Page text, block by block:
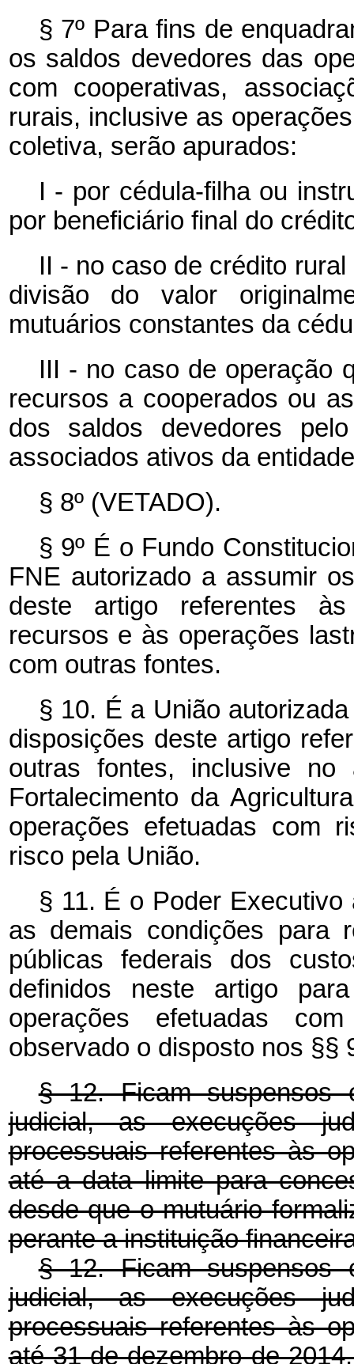
§ 7º Para fins de
os saldos devedores das
com cooperativas,
rurais, inclusive as
coletiva, serão apurados:
I - por cédula-filha ou
por beneficiário final do
II - no caso de crédito
divisão do valor
mutuários constantes da
III - no caso de operação
recursos a cooperados ou
dos saldos devedores
associados ativos da
§ 8º (VETADO).
§ 9º É o Fundo
FNE autorizado a assumir
deste artigo referentes
recursos e às operações
com outras fontes.
§ 10. É a União
disposições deste artigo
outras fontes, inclusive no
Fortalecimento da
operações efetuadas com
risco pela União.
§ 11. É o Poder
as demais condições para
públicas federais dos
definidos neste artigo
operações efetuadas
observado o disposto nos §§
§ 12. Ficam suspensos
judicial, as execuções
processuais referentes às
até a data limite para
desde que o mutuário
perante a instituição
§ 12. Ficam suspensos
judicial, as execuções
processuais referentes às
até 31 de dezembro de